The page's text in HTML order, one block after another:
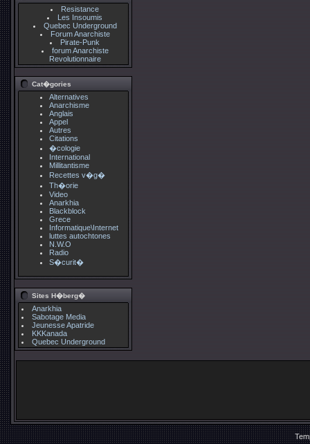
Resistance
Les Insoumis
Quebec Underground
Forum Anarchiste
Pirate-Punk
forum Anarchiste
Revolutionnaire
Cat�gories
Alternatives
Anarchisme
Anglais
Appel
Autres
Citations
�cologie
International
Millitantisme
Recettes v�g�
Th�orie
Video
Anarkhia
Blackblock
Grece
Informatique\Internet
luttes autochtones
N.W.O
Radio
S�curit�
Sites H�berg�
Anarkhia
Sabotage Media
Jeunesse Apatride
KKKanada
Quebec Underground